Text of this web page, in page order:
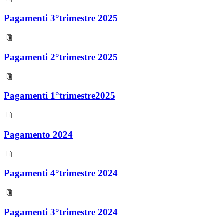
Pagamenti 3°trimestre 2025
Pagamenti 2°trimestre 2025
Pagamenti 1°trimestre2025
Pagamento 2024
Pagamenti 4°trimestre 2024
Pagamenti 3°trimestre 2024